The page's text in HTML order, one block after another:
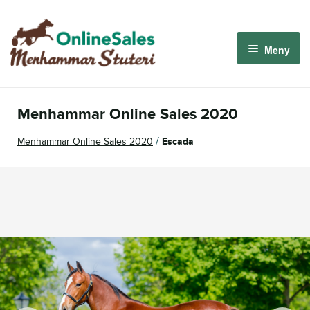
Hoppa
till
navigering
Hoppa
till
innehåll
Meny
Logga in
Menhammar Online Sales 2020
Menhammar Online Sales 2020 / Escada